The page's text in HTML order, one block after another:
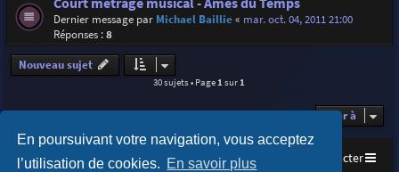
En poursuivant votre navigation, vous acceptez
l’utilisation de cookies. En savoir plus
Dernier message par Michael Baillie« mar. oct. 04, 2011 21:00
Réponses :8
Nouveau sujet
30 sujets • Page1sur1
Aller à
Accueil Index du forum Nous contacter